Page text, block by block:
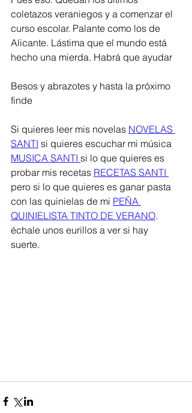
coletazos veraniegos y a comenzar el
curso escolar. Palante como los de
Alicante. Lástima que el mundo está
hecho una mierda. Habrá que ayudar
Besos y abrazotes y hasta la próximo
finde
Si quieres leer mis novelas NOVELAS
SANTI si quieres escuchar mi música
MUSICA SANTI si lo que quieres es
probar mis recetas RECETAS SANTI
pero si lo que quieres es ganar pasta
con las quinielas de mi PEÑA
QUINIELISTA TINTO DE VERANO.
échale unos eurillos a ver si hay
suerte.